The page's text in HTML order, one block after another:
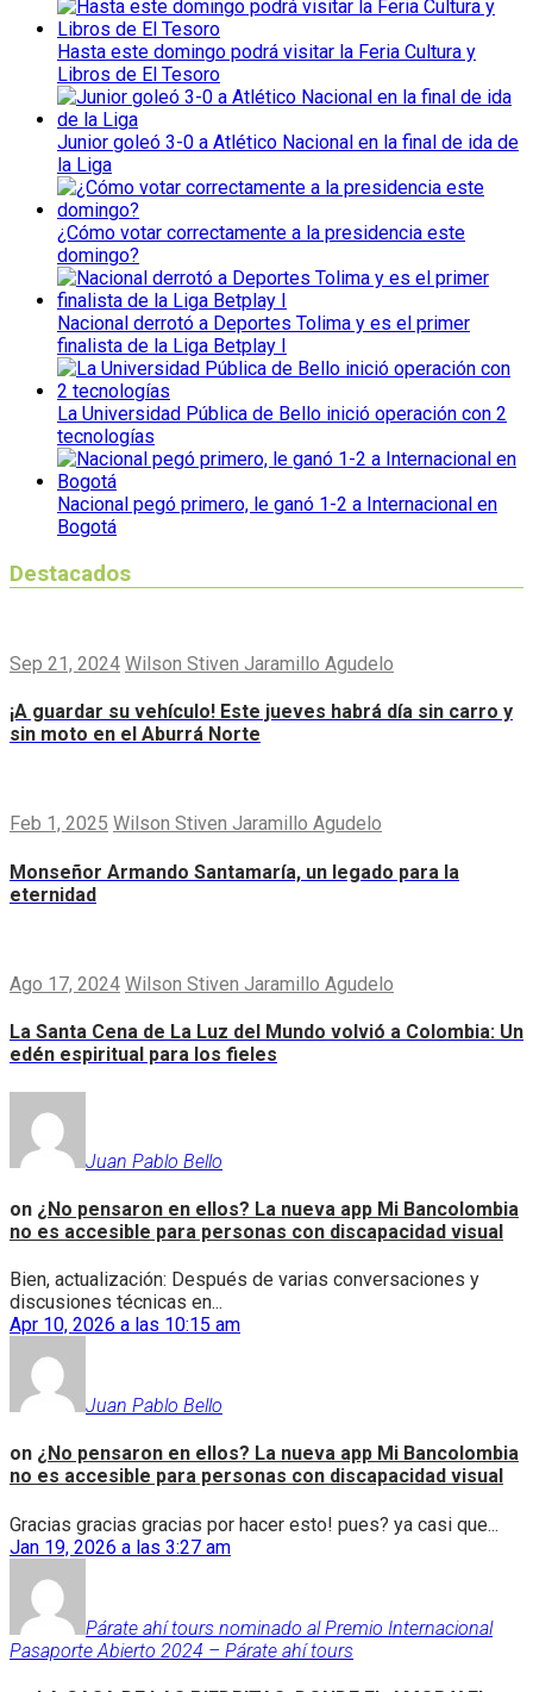
Hasta este domingo podrá visitar la Feria Cultura y
Libros de El Tesoro
Junior goleó 3-0 a Atlético Nacional en la final de ida de
la Liga
¿Cómo votar correctamente a la presidencia este
domingo?
Nacional derrotó a Deportes Tolima y es el primer
finalista de la Liga Betplay I
La Universidad Pública de Bello inició operación con 2
tecnologías
Nacional pegó primero, le ganó 1-2 a Internacional en
Bogotá
Destacados
Sep 21, 2024 Wilson Stiven Jaramillo Agudelo
¡A guardar su vehículo! Este jueves habrá día sin carro y
sin moto en el Aburrá Norte
Feb 1, 2025 Wilson Stiven Jaramillo Agudelo
Monseñor Armando Santamaría, un legado para la
eternidad
Ago 17, 2024 Wilson Stiven Jaramillo Agudelo
La Santa Cena de La Luz del Mundo volvió a Colombia: Un
edén espiritual para los fieles
Juan Pablo Bello
on ¿No pensaron en ellos? La nueva app Mi Bancolombia
no es accesible para personas con discapacidad visual
Bien, actualización: Después de varias conversaciones y
discusiones técnicas en...
Apr 10, 2026 a las 10:15 am
Juan Pablo Bello
on ¿No pensaron en ellos? La nueva app Mi Bancolombia
no es accesible para personas con discapacidad visual
Gracias gracias gracias por hacer esto! pues? ya casi que...
Jan 19, 2026 a las 3:27 am
Párate ahí tours nominado al Premio Internacional
Pasaporte Abierto 2024 – Párate ahí tours